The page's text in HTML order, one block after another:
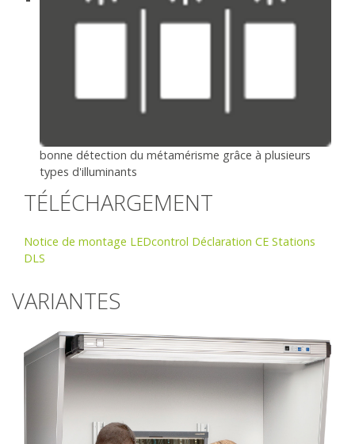
bonne détection du métamérisme grâce à plusieurs
types d'illuminants
TÉLÉCHARGEMENT
Notice de montage LEDcontrol Déclaration CE Stations
DLS
VARIANTES